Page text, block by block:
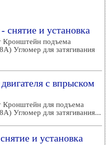
снятие и установка
Кронштейн подъема
Угломер для затягивания
с впрыском
Кронштейн для подъема
Угломер для затягивания...
и установка